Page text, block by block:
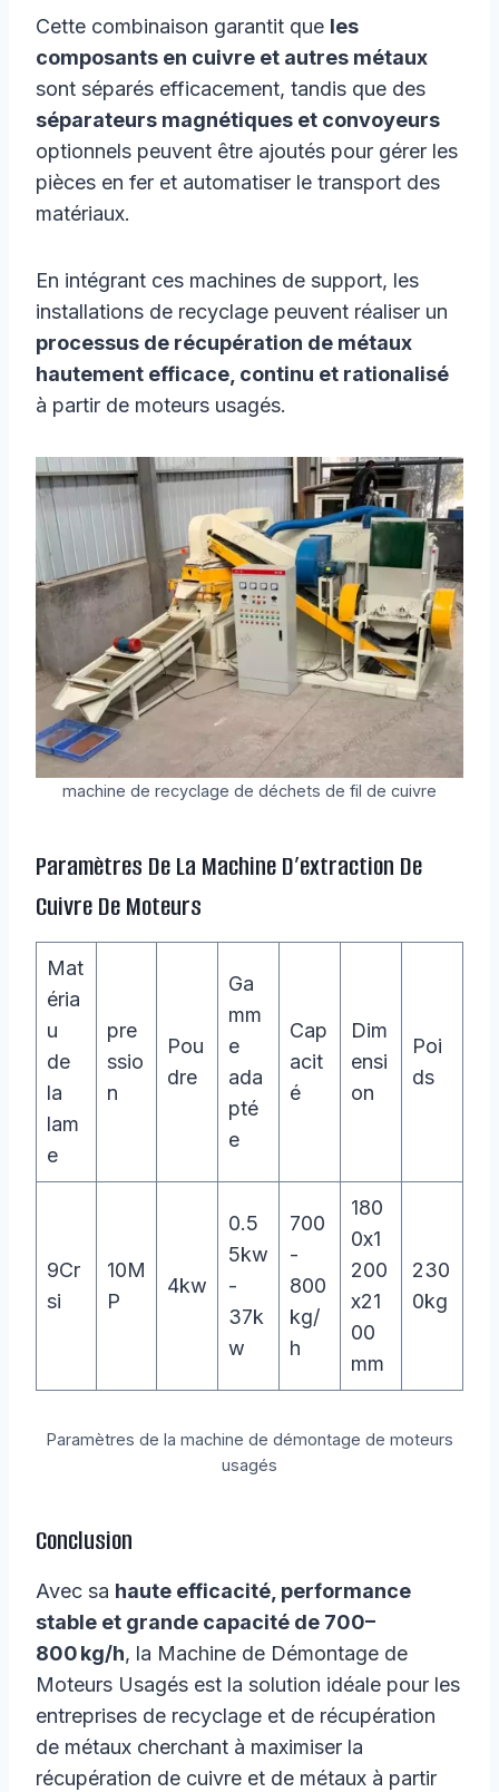
Cette combinaison garantit que les
composants en cuivre et autres métaux
sont séparés efficacement, tandis que des
séparateurs magnétiques et convoyeurs
optionnels peuvent être ajoutés pour gérer les
pièces en fer et automatiser le transport des
matériaux.
En intégrant ces machines de support, les
installations de recyclage peuvent réaliser un
processus de récupération de métaux
hautement efficace, continu et rationalisé
à partir de moteurs usagés.
machine de recyclage de déchets de fil de cuivre
Paramètres De La Machine D’extraction De
Cuivre De Moteurs
Mat
éria
u
de
la
lam
e
pre
ssio
n
Pou
dre
Ga
mm
e
ada
pté
e
Cap
acit
é
Dim
ensi
on
Poi
ds
9Cr
si
10M
P
4kw
0.5
5kw
-
37k
w
700
-
800
kg/
h
180
0x1
200
x21
00
mm
230
0kg
Paramètres de la machine de démontage de moteurs
usagés
Conclusion
Avec sa haute efficacité, performance
stable et grande capacité de 700–
800 kg/h, la Machine de Démontage de
Moteurs Usagés est la solution idéale pour les
entreprises de recyclage et de récupération
de métaux cherchant à maximiser la
récupération de cuivre et de métaux à partir